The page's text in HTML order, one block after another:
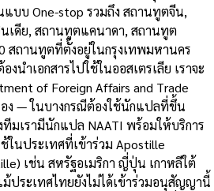
บบ One-stop รวมถึง สถานทูตจีน,
เดีย, สถานทูตแคนาดา, สถานทูต
สถานทูตที่ตั้งอยู่ในกรุงเทพมหานคร
นำเอกสารไปใช้ในออสเตรเลีย เราจะ
of Foreign Affairs and Trade
อง — ในบางกรณีต้องใช้นักแปลที่ขึ้น
มเรามีนักแปล NAATI พร้อมให้บริการ
ในประเทศที่เข้าร่วม Apostille
เช่น สหรัฐอเมริกา ญี่ปุ่น เกาหลีใต้
ประเทศไทยยังไม่ได้เข้าร่วมอนุสัญญานี้